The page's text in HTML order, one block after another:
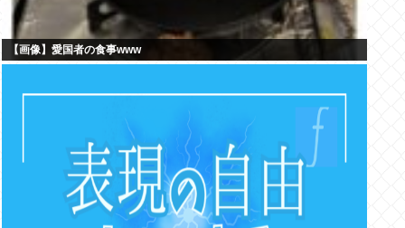
【画像】愛国者の食事www